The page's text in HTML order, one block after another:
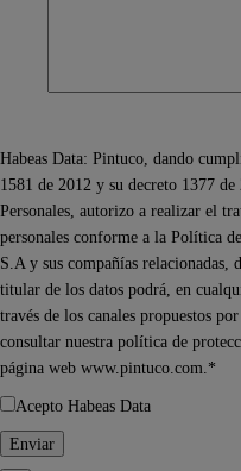
Habeas Data: Pintuco, dando
1581 de 2012 y su decreto 1377
Personales, autorizo a realizar el
personales conforme a la Política
S.A y sus compañías relacionadas,
titular de los datos podrá, en
través de los canales propuestos
consultar nuestra política de
página web www.pintuco.com.*
Acepto Habeas Data